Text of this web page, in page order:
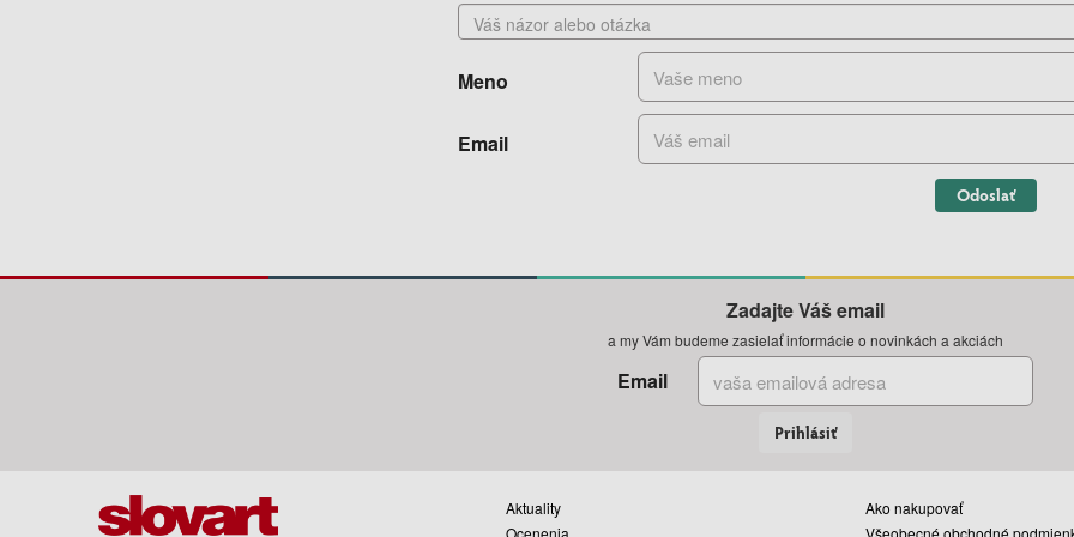
Meno
Email
Odoslať
Zadajte Váš email
a my Vám budeme zasielať informácie o novinkách a akciách
Email
Prihlásiť
Aktuality
Ocenenia
Ako nakupovať
Všeobecné obchodné